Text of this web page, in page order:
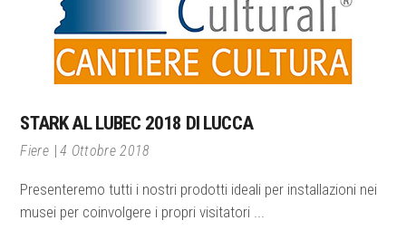
STARK AL LUBEC 2018 DI LUCCA
Fiere 4 Ottobre 2018
Presenteremo tutti i nostri prodotti ideali per installazioni nei
musei per coinvolgere i propri visitatori